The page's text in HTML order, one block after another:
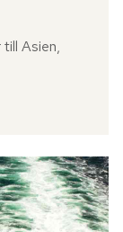
till Asien,